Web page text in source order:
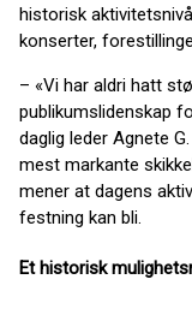
historisk
konserter,
– «Vi har aldri hatt
publikumslidenskap
daglig leder Agnete
mest markante
mener at dagens
festning kan bli.
Et historisk